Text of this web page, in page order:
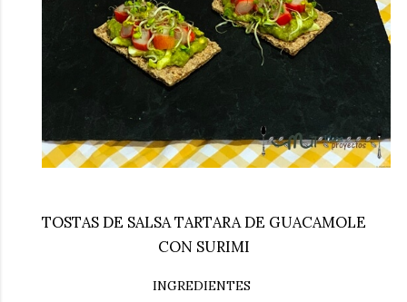
TOSTAS DE SALSA TARTARA DE GUACAMOLE
CON SURIMI
INGREDIENTES